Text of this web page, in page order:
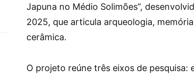
Japuna no Médio Solimões”,
2025, que articula arqueologia,
cerâmica.
O projeto reúne três eixos de pesquisa: